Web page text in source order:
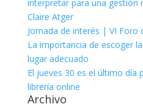
interpretar para una gestión
Claire Atger
Jornada de interés | VI Foro
La importancia de escoger
lugar adecuado
El jueves 30 es el último día
librería online
Archivo